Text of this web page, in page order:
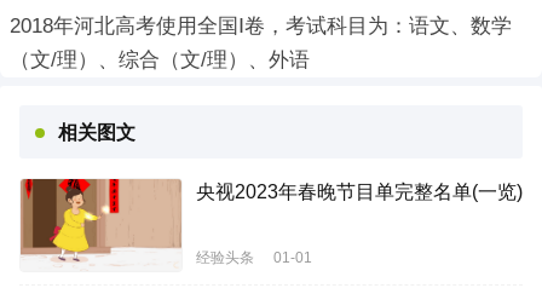
2018年河北高考使用全国Ⅰ卷，考试科目为：语文、数学
（文/理）、综合（文/理）、外语
相关图文
央视2023年春晚节目单完整名单(一览)
经验头条 01-01